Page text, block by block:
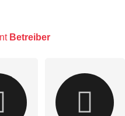
Betreiber